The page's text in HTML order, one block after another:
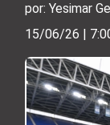
por: Yesimar
15/06/26 |